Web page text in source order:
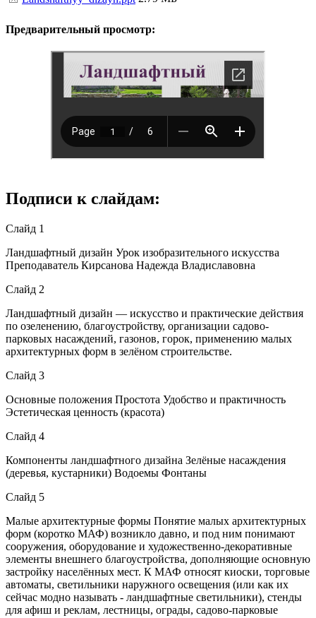
Предварительный просмотр:
Подписи к слайдам:
Слайд 1
Ландшафтный дизайн Урок изобразительного искусства
Преподаватель Кирсанова Надежда Владиславовна
Слайд 2
Ландшафтный дизайн — искусство и практические действия
по озеленению, благоустройству, организации садово-
парковых насаждений, газонов, горок, применению малых
архитектурных форм в зелёном строительстве.
Слайд 3
Основные положения Простота Удобство и практичность
Эстетическая ценность (красота)
Слайд 4
Компоненты ландшафтного дизайна Зелёные насаждения
(деревья, кустарники) Водоемы Фонтаны
Слайд 5
Малые архитектурные формы Понятие малых архитектурных
форм (коротко МАФ) возникло давно, и под ним понимают
сооружения, оборудование и художественно-декоративные
элементы внешнего благоустройства, дополняющие основную
застройку населённых мест. К МАФ относят киоски, торговые
автоматы, светильники наружного освещения (или как их
сейчас модно называть - ландшафтные светильники), стенды
для афиш и реклам, лестницы, ограды, садово-парковые